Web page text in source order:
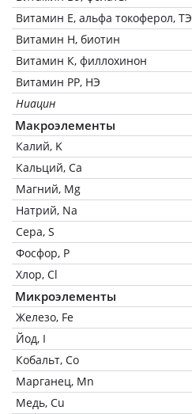
Витамин Е, альфа токоферол, ТЭ
Витамин Н, биотин
Витамин К, филлохинон
Витамин РР, НЭ
Ниацин
Макроэлементы
Калий, K
Кальций, Ca
Магний, Mg
Натрий, Na
Сера, S
Фосфор, P
Хлор, Cl
Микроэлементы
Железо, Fe
Йод, I
Кобальт, Co
Марганец, Mn
Медь, Cu